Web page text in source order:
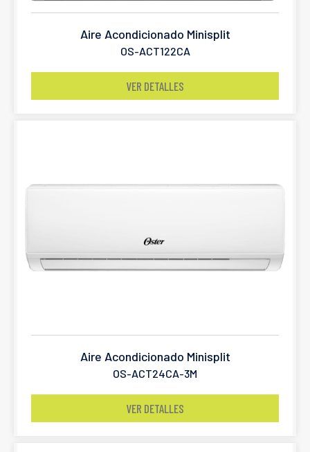
Aire Acondicionado Minisplit
OS-ACT122CA
VER DETALLES
Aire Acondicionado Minisplit
OS-ACT24CA-3M
VER DETALLES